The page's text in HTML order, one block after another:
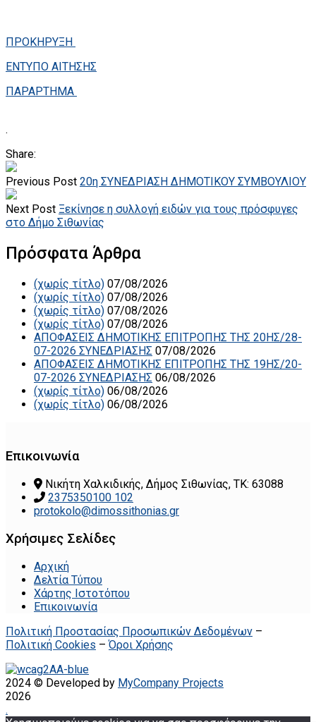
ΠΡΟΚΗΡΥΞΗ
ΕΝΤΥΠΟ ΑΙΤΗΣΗΣ
ΠΑΡΑΡΤΗΜΑ
.
Share:
Previous Post 20η ΣΥΝΕΔΡΙΑΣΗ ΔΗΜΟΤΙΚΟΥ ΣΥΜΒΟΥΛΙΟΥ
Next Post Ξεκίνησε η συλλογή ειδών για τους πρόσφυγες
στο Δήμο Σιθωνίας
Πρόσφατα Άρθρα
(χωρίς τίτλο) 07/08/2026
(χωρίς τίτλο) 07/08/2026
(χωρίς τίτλο) 07/08/2026
(χωρίς τίτλο) 07/08/2026
ΑΠΟΦΑΣΕΙΣ ΔΗΜΟΤΙΚΗΣ ΕΠΙΤΡΟΠΗΣ ΤΗΣ 20ΗΣ/28-
07-2026 ΣΥΝΕΔΡΙΑΣΗΣ 07/08/2026
ΑΠΟΦΑΣΕΙΣ ΔΗΜΟΤΙΚΗΣ ΕΠΙΤΡΟΠΗΣ ΤΗΣ 19ΗΣ/20-
07-2026 ΣΥΝΕΔΡΙΑΣΗΣ 06/08/2026
(χωρίς τίτλο) 06/08/2026
(χωρίς τίτλο) 06/08/2026
Επικοινωνία
Νικήτη Χαλκιδικής, Δήμος Σιθωνίας, ΤΚ: 63088
2375350100 102
protokolo@dimossithonias.gr
Χρήσιμες Σελίδες
Αρχική
Δελτία Τύπου
Χάρτης Ιστοτόπου
Επικοινωνία
Πολιτική Προστασίας Προσωπικών Δεδομένων –
Πολιτική Cookies –Όροι Χρήσης
2024 © Developed by MyCompany Projects
2026
.